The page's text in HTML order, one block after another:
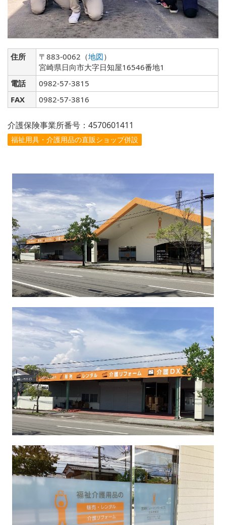
住所 〒883-0062（地図）
宮崎県日向市大字日知屋16546番地1
電話
0982-57-3815
FAX
0982-57-3816
介護保険事業所番号：4570601411
福祉用具・介護用品の直販ショップ併設